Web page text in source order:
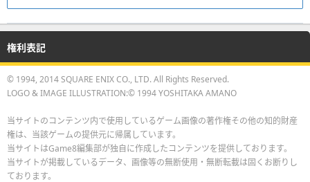
権利表記
© 1994, 2014 SQUARE ENIX CO., LTD. All Rights Reserved.
LOGO & IMAGE ILLUSTRATION:© 1994 YOSHITAKA AMANO
当サイトのコンテンツ内で使用しているゲーム画像の著作権その他の知的財産
権は、当該ゲームの提供元に帰属しています。
当サイトはGame8編集部が独自に作成したコンテンツを提供しております。
当サイトが掲載しているデータ、画像等の無断使用・無断転載は固くお断りし
ております。